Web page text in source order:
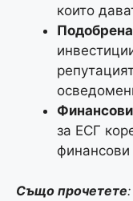
които
за ЕСГ
финансови
Също прочетете: